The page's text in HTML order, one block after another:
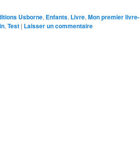
Usborne, Enfants, Livre, Mon premier livre-
, Test | Laisser un commentaire